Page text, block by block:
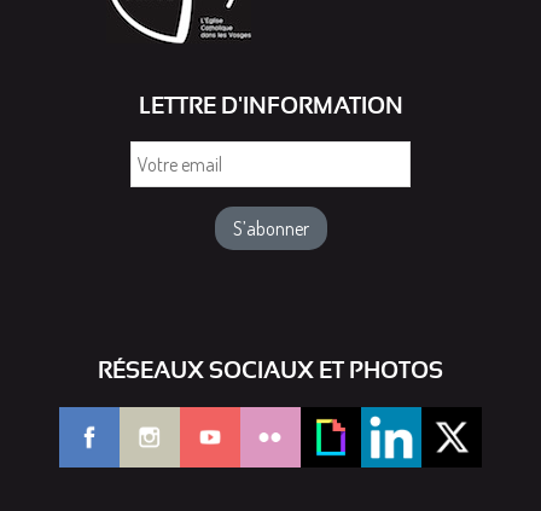
LETTRE D'INFORMATION
RÉSEAUX SOCIAUX ET PHOTOS